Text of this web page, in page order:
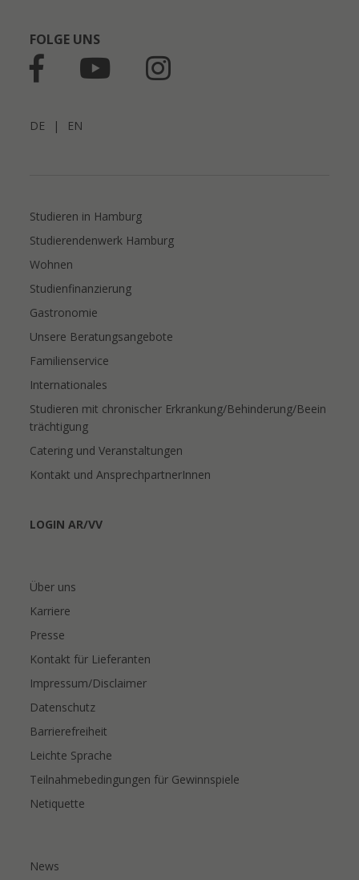
FOLGE UNS
DE | EN
Studieren in Hamburg
Studierendenwerk Hamburg
Wohnen
Studienfinanzierung
Gastronomie
Unsere Beratungsangebote
Familienservice
Internationales
Studieren mit chronischer Erkrankung/Behinderung/Beein
trächtigung
Catering und Veranstaltungen
Kontakt und AnsprechpartnerInnen
LOGIN AR/VV
Über uns
Karriere
Presse
Kontakt für Lieferanten
Impressum/Disclaimer
Datenschutz
Barrierefreiheit
Leichte Sprache
Teilnahmebedingungen für Gewinnspiele
Netiquette
News